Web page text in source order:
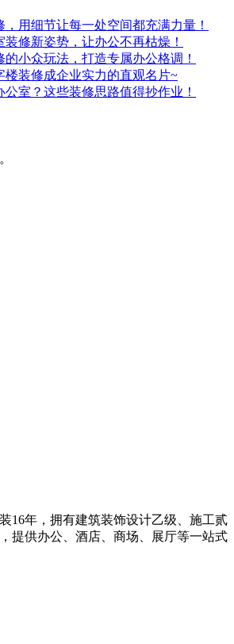
用细节让每一处空间都充满力量！
修新姿势，让办公不再枯燥！
小众玩法，打造专属办公格调！
楼装修成企业实力的直观名片~
室？这些装修思路值得抄作业！
16年，拥有建筑装饰设计乙级、施工贰
提供办公、酒店、商场、展厅等一站式